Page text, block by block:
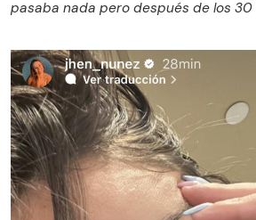
pasaba nada pero después de los 30